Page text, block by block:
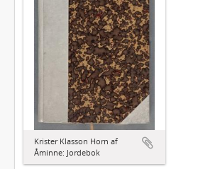
Krister Klasson Horn af
Åminne: Jordebok